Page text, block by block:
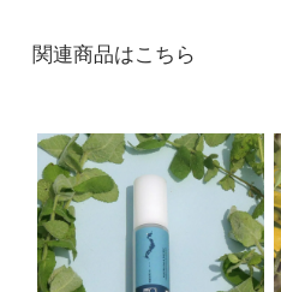
関連商品はこちら